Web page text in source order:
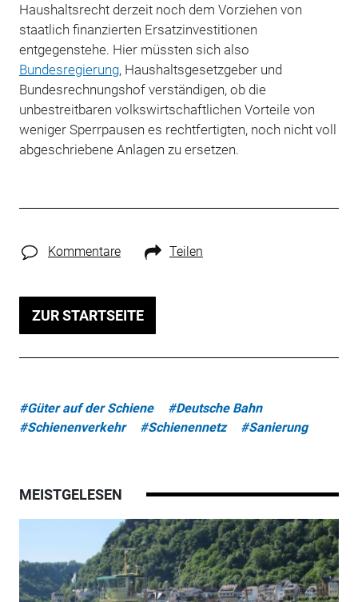
Haushaltsrecht derzeit noch dem Vorziehen von
staatlich finanzierten Ersatzinvestitionen
entgegenstehe. Hier müssten sich also
Bundesregierung, Haushaltsgesetzgeber und
Bundesrechnungshof verständigen, ob die
unbestreitbaren volkswirtschaftlichen Vorteile von
weniger Sperrpausen es rechtfertigten, noch nicht voll
abgeschriebene Anlagen zu ersetzen.
Kommentare Teilen
ZUR STARTSEITE
#Güter auf der Schiene
#Deutsche Bahn
#Schienenverkehr
#Schienennetz #Sanierung
MEISTGELESEN